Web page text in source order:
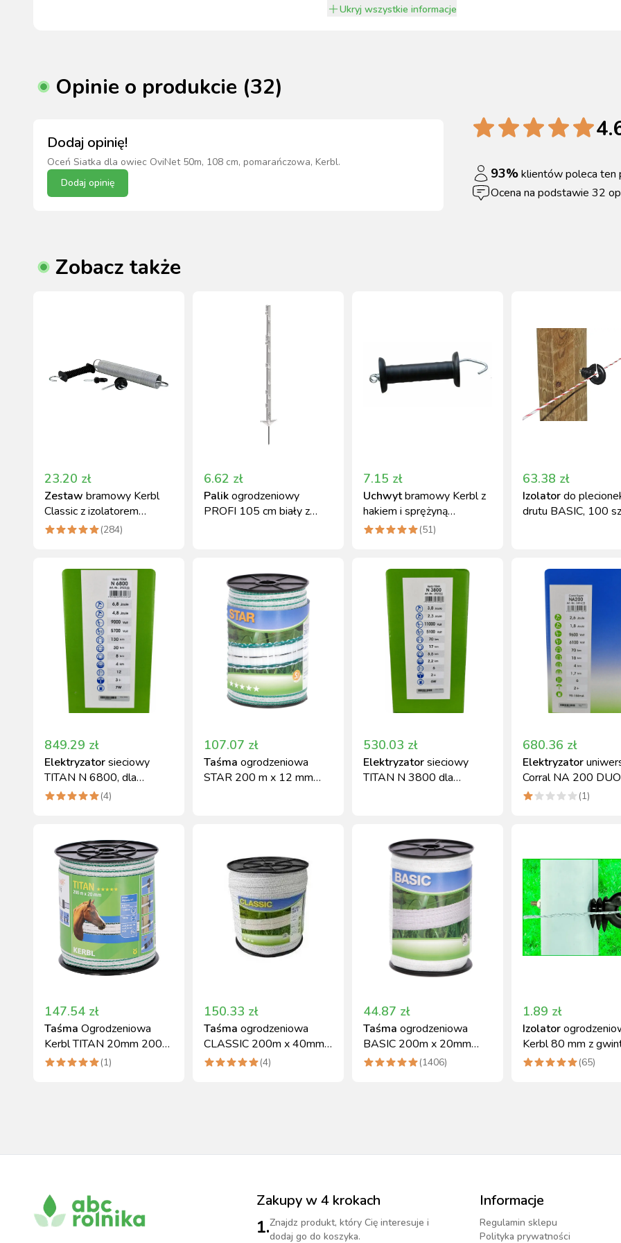
Ukryj wszystkie informacje
Opinie o produkcie (32)
Dodaj opinię!
Oceń Siatka dla owiec OviNet 50m, 108 cm, pomarańczowa, Kerbl.
Dodaj opinię
93%klientów poleca ten
Ocena na podstawie 32
Zobacz także
23.20 zł
Zestaw bramowy Kerbl
Classic z izolatorem
okrągłym i bramowym
(284)
6.62 zł
Palikogrodzeniowy
PROFI 105 cm biały z
7.15 zł
Uchwytbramowy Kerbl z
hakiem i sprężyną
naciągową czarny
(51)
63.38 zł
Izolatordo
drutu BASIC, 100
849.29 zł
Elektryzatorsieciowy
TITAN N 6800, dla
różnych zwierząt
(4)
107.07 zł
Taśma ogrodzeniowa
STAR 200 m x 12 mm
530.03 zł
Elektryzatorsieciowy
TITAN N 3800 dla
680.36 zł
Elektryzator
Corral NA 200 DUO
12/230V 2,6J
(1)
147.54 zł
Taśma Ogrodzeniowa
Kerbl TITAN 20mm 200m
Biało-Zielona
(1)
150.33 zł
Taśma ogrodzeniowa
CLASSIC 200m x 40mm,
biały, Kerbl (4)
44.87 zł
Taśma ogrodzeniowa
BASIC 200m x 20mm
biała Kerbl (1406)
1.89 zł
Izolator
Kerbl 80 mm z
metrycznym 6 mm
(65)
Zakupy w 4 krokach
1.Znajdz produkt, który Cię interesuje i
dodaj go do koszyka.
Informacje
Regulamin sklepu
Polityka prywatności